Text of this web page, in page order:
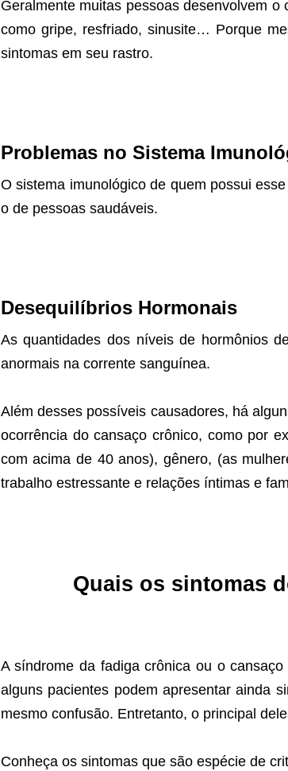
Geralmente muitas pessoas desenvolvem
como gripe, resfriado, sinusite… Porque
sintomas em seu rastro.
Problemas no Sistema
O sistema imunológico de quem possui
o de pessoas saudáveis.
Desequilíbrios Hormonais
As quantidades dos níveis de hormônios
anormais na corrente sanguínea.
Além desses possíveis causadores, há
ocorrência do cansaço crônico, como por
com acima de 40 anos), gênero, (as
trabalho estressante e relações íntimas e
Quais os sintomas
A síndrome da fadiga crônica ou o
alguns pacientes podem apresentar ainda
mesmo confusão. Entretanto, o principal
Conheça os sintomas que são espécie de